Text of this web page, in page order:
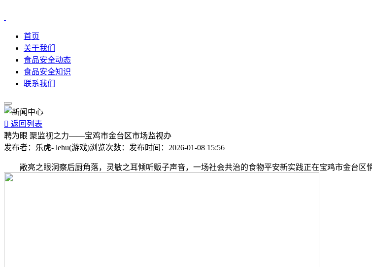
首页
关于我们
食品安全动态
食品安全知识
联系我们
 返回列表
聘为眼 聚监视之力——宝鸡市金台区市场监视办
发布者： 乐虎- lehu(游戏)浏览次数： 发布时间： 2026-01-08 15:56
敞亮之眼洞察后厨角落，灵敏之耳倾听贩子声音，一场社会共治的食物平安新实践正在宝鸡市金台区悄